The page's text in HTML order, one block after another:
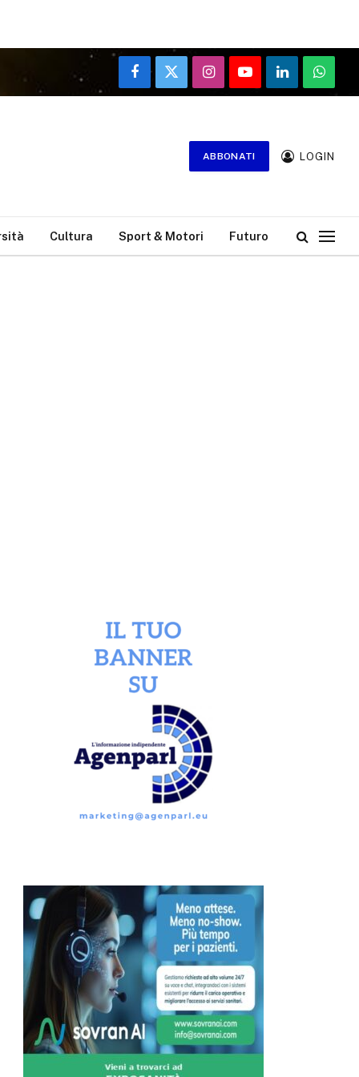
Facebook
X
(Twitter)
InstagramYouTubeLinkedIn
ABBONATI LOGIN
Cultura Sport & Motori Futuro